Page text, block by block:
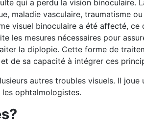
qui a perdu la vision binoculaire.
maladie vasculaire, traumatisme
visuel binoculaire a été affecté, ce
les mesures nécessaires pour
la diplopie. Cette forme de
de sa capacité à intégrer ces
autres troubles visuels. Il
ophtalmologistes.